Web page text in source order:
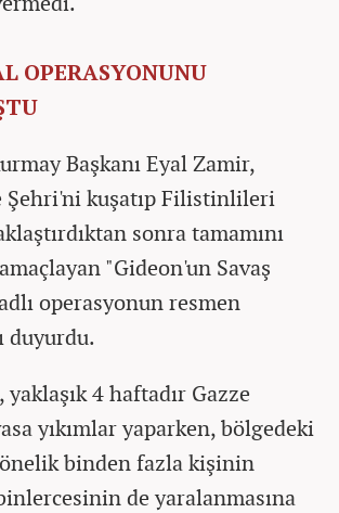
OPERASYONUNU
Başkanı Eyal Zamir,
Şehri'ni kuşatıp Filistinlileri
sonra tamamını
​​​​​​​"Gideon'un Savaş
operasyonun resmen
duyurdu.
4 haftadır Gazze
yıkımlar yaparken, bölgedeki
binden fazla kişinin
de yaralanmasına